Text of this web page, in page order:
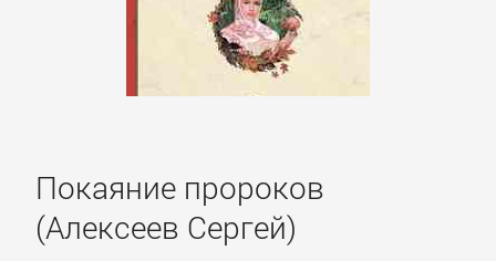
Покаяние пророков
(Алексеев Сергей)
ОС
и
Сети